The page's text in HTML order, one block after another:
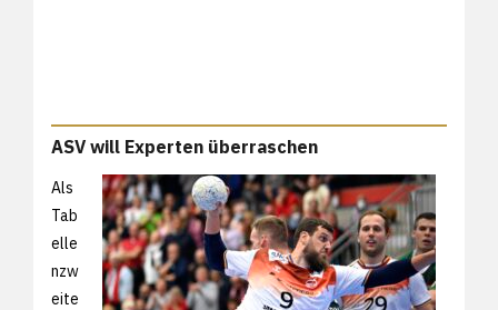
ASV will Experten überraschen
Als
Tab
elle
nzw
eite